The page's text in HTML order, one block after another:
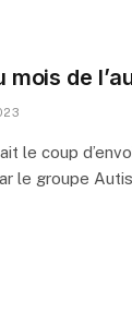
mois de
le coup
le groupe